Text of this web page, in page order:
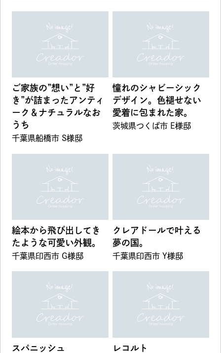
ご家族の”想い”と”好
き”が詰まったアンティ
ーク＆ナチュラルなお
うち
千葉県船橋市 S様邸
憧れのシャビーシック
デザイン。色褪せない
愛着に包まれた家。
茨城県つくば市 E様邸
絵本から飛び出してき
たような可愛い外観。
千葉県印西市 G様邸
クレアドールで叶える
夢の国。
千葉県印西市 Y様邸
スパニッシュ レコルト